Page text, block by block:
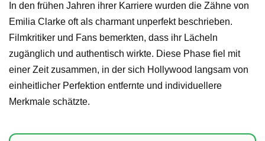
In den frühen Jahren ihrer Karriere wurden die Zähne von
Emilia Clarke oft als charmant unperfekt beschrieben.
Filmkritiker und Fans bemerkten, dass ihr Lächeln
zugänglich und authentisch wirkte. Diese Phase fiel mit
einer Zeit zusammen, in der sich Hollywood langsam von
einheitlicher Perfektion entfernte und individuellere
Merkmale schätzte.